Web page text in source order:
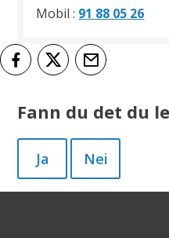
Mobil 91 88 05 26
Fann du det du
Ja Nei